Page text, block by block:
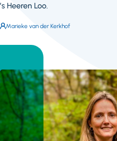
’s Heeren Loo.
Auteur:
Marieke van der Kerkhof